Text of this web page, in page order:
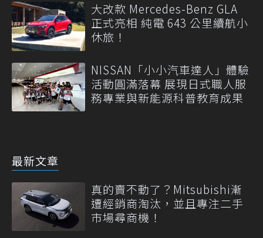
大改款 Mercedes-Benz GLA
正式亮相 純電 643 公里續航小
休旅！
NISSAN「小小汽車達人」體驗
活動圓滿落幕 展現日式職人服
務專業與新能源科普教育成果
最新文章
真的賣不動了？Mitsubishi漸
遭經銷商淘汰，並且專注二手
市場尋商機！